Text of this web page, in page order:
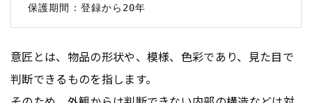
意匠とは、物品の形状や、模様、色彩であり、見た目で
判断できるものを指します。